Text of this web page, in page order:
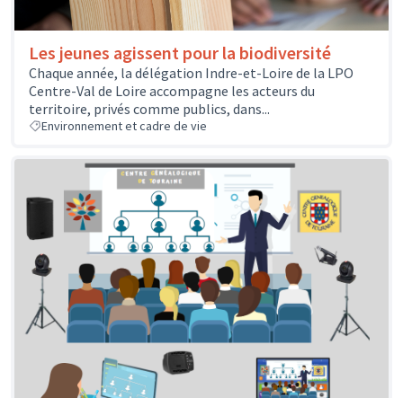
Les jeunes agissent pour la biodiversité
Chaque année, la délégation Indre-et-Loire de la LPO
Centre-Val de Loire accompagne les acteurs du
territoire, privés comme publics, dans...
Environnement et cadre de vie